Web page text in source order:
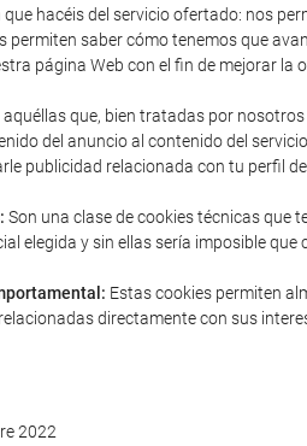
hacéis del servicio ofertado: nos
saber cómo tenemos que
página Web con el fin de mejorar la
aquéllas que, bien tratadas por
del anuncio al contenido del
publicidad relacionada con tu perfil de
Son una clase de cookies técnicas que
elegida y sin ellas sería imposible
Estas cookies permiten
directamente con sus
2022